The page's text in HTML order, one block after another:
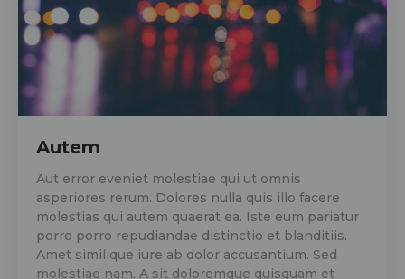
Autem
Aut error eveniet molestiae qui ut omnis
asperiores rerum. Dolores nulla quis illo facere
molestias qui autem quaerat ea. Iste eum pariatur
porro porro repudiandae distinctio et blanditiis.
Amet similique iure ab dolor accusantium. Sed
molestiae nam. A sit doloremque quisquam et